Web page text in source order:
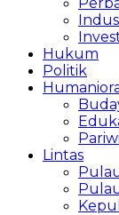
Hukum
Politik
Lintas